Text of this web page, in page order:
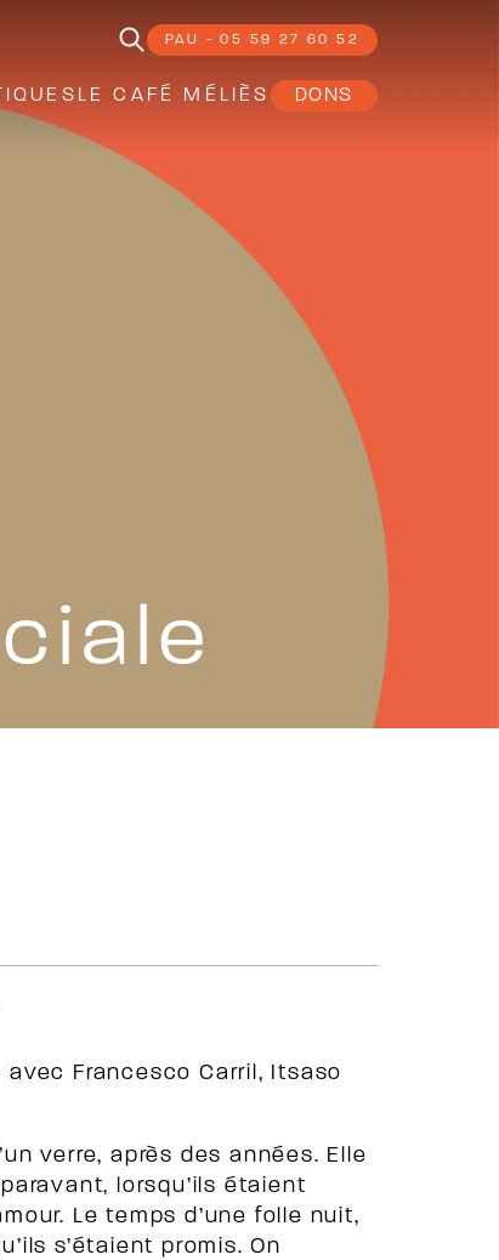
PAU - 05 59 27 60 52
LE CAFÉ MÉLIÈS DONS
avec Francesco Carril, Itsaso
verre, après des années. Elle
lorsqu’ils étaient
Le temps d’une folle nuit,
s’étaient promis. On